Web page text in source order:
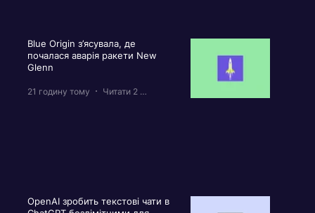
Blue Origin з’ясувала, де
почалася аварія ракети New
Glenn
21 годину тому Читати 2 хв
OpenAI зробить текстові чати в